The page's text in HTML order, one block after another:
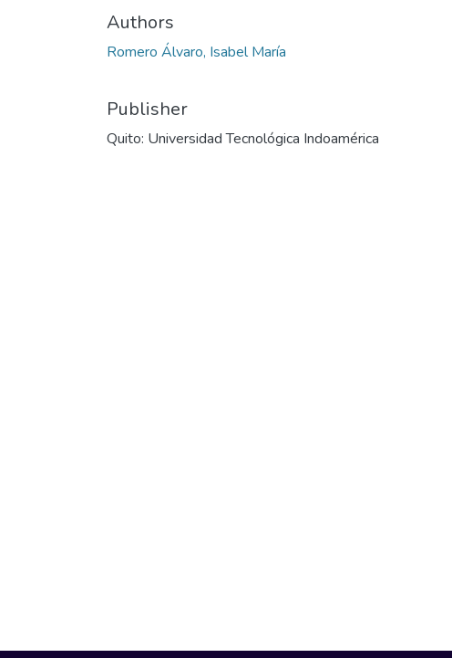
Authors
Romero Álvaro, Isabel María
Publisher
Quito: Universidad Tecnológica Indoamérica